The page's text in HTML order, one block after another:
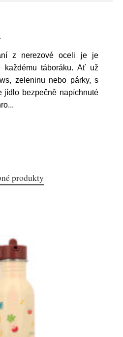
z nerezové oceli je je
každému táboráku. Ať už
zeleninu nebo párky, s
jídlo bezpečně napíchnuté
...
produkty